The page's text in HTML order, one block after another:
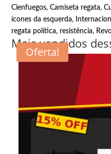
Cienfuegos,Camiseta regata,
ícones da esquerda,
regata política, resistência,
Mais vendidos
Oferta!